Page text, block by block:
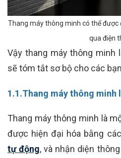
Thang máy thông minh có thể được
qua điện
Vậy thang máy thông minh
sẽ tóm tắt sơ bộ cho các
1.1.Thang máy thông minh
Thang máy thông minh là
được hiện đại hóa bằng các
tự động, và nhận diện